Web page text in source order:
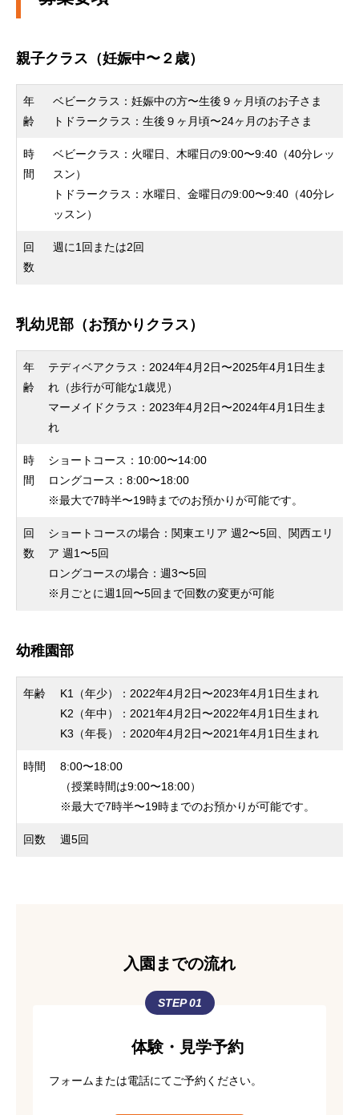
親子クラス（妊娠中〜２歳）
年
齢
ベビークラス：妊娠中の方〜生後９ヶ月頃のお子さま
トドラークラス：生後９ヶ月頃〜24ヶ月のお子さま
時
間
ベビークラス：火曜日、木曜日の9:00〜9:40（40分レッ
スン）
トドラークラス：水曜日、金曜日の9:00〜9:40（40分レ
ッスン）
回
数
週に1回または2回
乳幼児部（お預かりクラス）
年
齢
テディベアクラス：2024年4月2日〜2025年4月1日生ま
れ（歩行が可能な1歳児）
マーメイドクラス：2023年4月2日〜2024年4月1日生ま
れ
時
間
ショートコース：10:00〜14:00
ロングコース：8:00〜18:00​​​​​​
※最大で7時半〜19時までのお預かりが可能です。
回
数
ショートコースの場合：関東エリア 週2〜5回、関西エリ
ア 週1〜5回
ロングコースの場合：週3〜5回
※月ごとに週1回〜5回まで回数の変更が可能
幼稚園部
年齢
K1（年少）：2022年4月2日〜2023年4月1日生まれ
K2（年中）：2021年4月2日〜2022年4月1日生まれ
K3（年長）：2020年4月2日〜2021年4月1日生まれ
時間
8:00〜18:00
（授業時間は9:00〜18:00）
※最大で7時半〜19時までのお預かりが可能です。
回数 週5回
入園までの流れ
STEP 01
体験・見学予約
フォームまたは電話にてご予約ください。